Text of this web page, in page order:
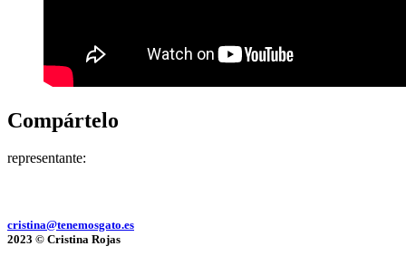
Compártelo
representante:
cristina@tenemosgato.es
2023 © Cristina Rojas